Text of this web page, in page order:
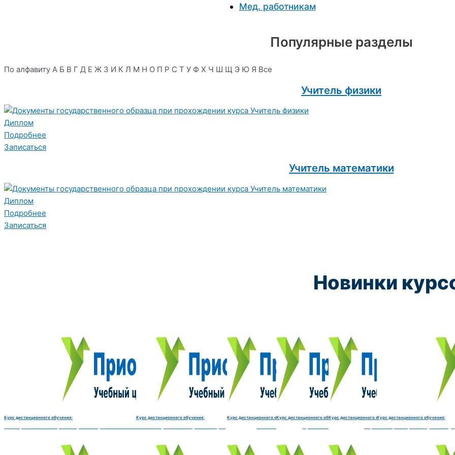
Мед. работникам
Популярные разделы
По алфавиту А Б В Г Д Е Ж З И К Л М Н О П Р С Т У Ф Х Ч Ш Щ Э Ю Я Все
Учитель физики
Диплом
Подробнее
Записаться
Учитель математики
Диплом
Подробнее
Записаться
Новинки
Курс дистанционного обучения:
Курс обучения:
Электромеханик по ремонту и обслуживанию
9800 руб.
Курс дистанционного обучения:
Курс обучения:
Чистильщик металла, отливок, изделий и
9800 руб.
Курс дистанционного обучения:
Штамповщик-180 часов
9800 руб.
Курс дистанционного обучения:
Курс
Курс дистанционного обучения:Курс дистанционного обучения: